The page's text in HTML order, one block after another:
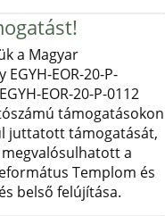
a Magyar
EGYH-EOR-20-P-
EOR-20-P-0112
támogatásokon
juttatott támogatását,
a
Templom és
belső felújítása.